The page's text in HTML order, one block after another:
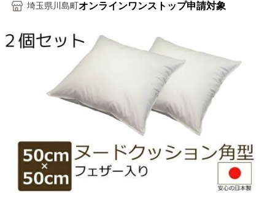
埼玉県川島町 オンラインワンストップ申請対象